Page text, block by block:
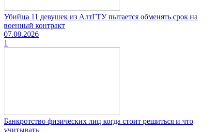
Убийца 11 девушек из АлтГТУ пытается обменять срок на
военный контракт
07.08.2026
1
Банкротство физических лиц когда стоит решиться и что
учитывать